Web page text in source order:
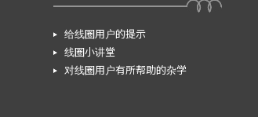
给线圈用户的提示
线圈小讲堂
对线圈用户有所帮助的杂学